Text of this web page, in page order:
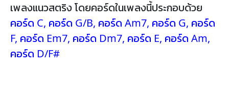
เพลงแนวสตริง โดยคอร์ดในเพลงนี้ประกอบด้วย
คอร์ด C, คอร์ด G/B, คอร์ด Am7, คอร์ด G, คอร์ด
F, คอร์ด Em7, คอร์ด Dm7, คอร์ด E, คอร์ด Am,
คอร์ด D/F#